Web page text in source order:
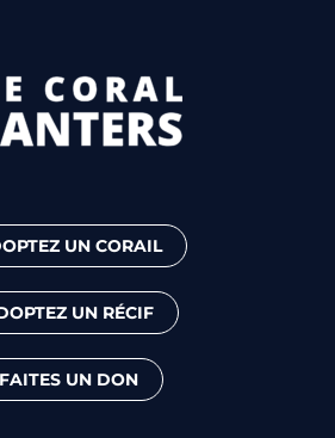
UN CORAIL
UN RÉCIF
FAITES UN DON